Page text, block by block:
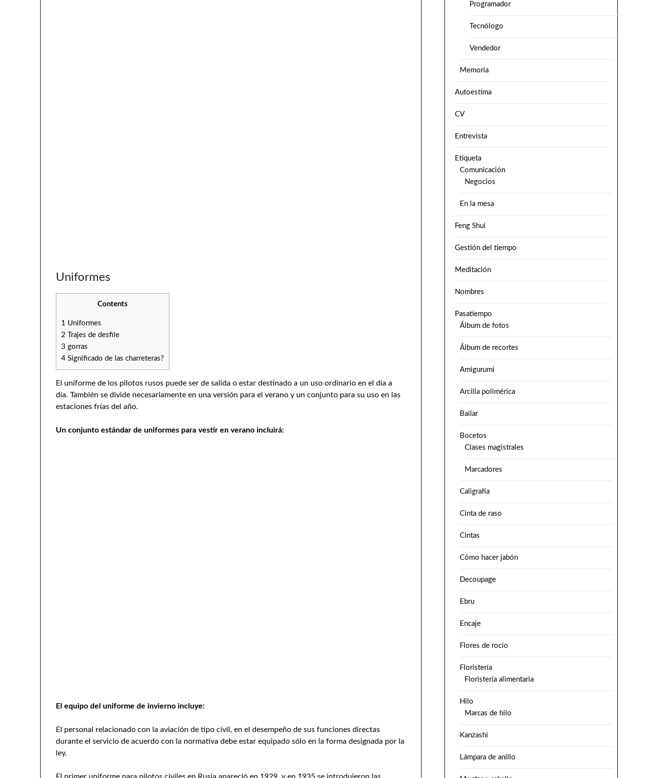
Uniformes
Contents
1 Uniformes
2 Trajes de desfile
3 gorras
4 Significado de las charreteras?
El uniforme de los pilotos rusos puede ser de salida o estar destinado a un uso ordinario en el día a
día. También se divide necesariamente en una versión para el verano y un conjunto para su uso en las
estaciones frías del año.
Un conjunto estándar de uniformes para vestir en verano incluirá:
El equipo del uniforme de invierno incluye:
El personal relacionado con la aviación de tipo civil, en el desempeño de sus funciones directas
durante el servicio de acuerdo con la normativa debe estar equipado sólo en la forma designada por la
ley.
Programador
Tecnólogo
Vendedor
Memoria
Autoestima
CV
Entrevista
Etiqueta
Comunicación
Negocios
En la mesa
Feng Shui
Gestión del tiempo
Meditación
Nombres
Pasatiempo
Álbum de fotos
Álbum de recortes
Amigurumi
Arcilla polimérica
Bailar
Bocetos
Clases magistrales
Marcadores
Caligrafía
Cinta de raso
Cintas
Cómo hacer jabón
Decoupage
Ebru
Encaje
Flores de rocío
Floristería
Floristería alimentaria
Hilo
Marcas de hilo
Kanzashi
Lámpara de anillo